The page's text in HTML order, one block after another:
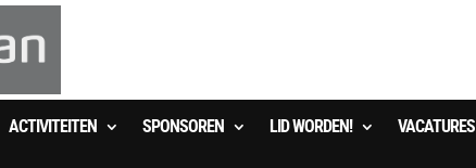
ACTIVITEITEN SPONSOREN LID WORDEN! VACATURES